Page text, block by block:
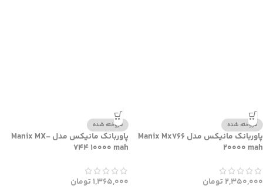
فروخته شده
پاوربانک مانیکس مدل Manix Mx766
20000 mah
2,350,000تومان
فروخته شده
پاوربانک مانیکس مدل Manix MX-
744 10000 mah
1,365,000تومان